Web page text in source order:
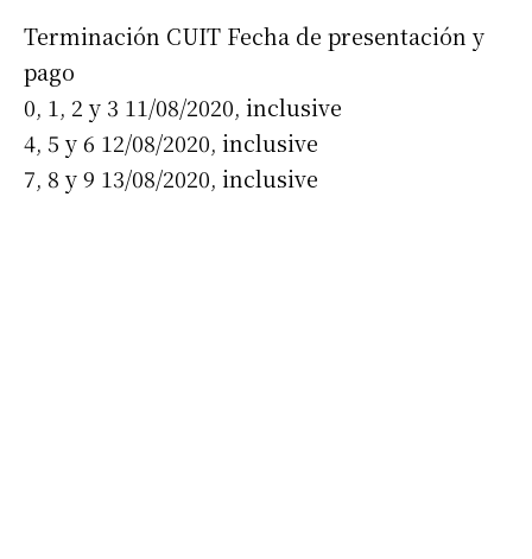
Terminación CUIT Fecha de presentación y
pago
0, 1, 2 y 3 11/08/2020, inclusive
4, 5 y 6 12/08/2020, inclusive
7, 8 y 9 13/08/2020, inclusive